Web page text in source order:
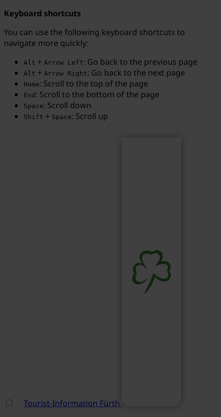
Keyboard shortcuts
You can use the following keyboard shortcuts to
navigate more quickly:
Alt + Arrow Left: Go back to the previous page
Alt + Arrow Right: Go back to the next page
Home: Scroll to the top of the page
End : Scroll to the bottom of the page
Space: Scroll down
Shift + Space: Scroll up
Tourist-Information Fürth
Search term...